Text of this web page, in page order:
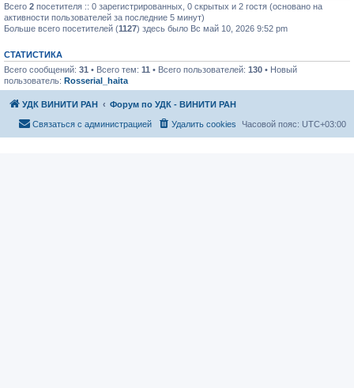
Всего 2 посетителя :: 0 зарегистрированных, 0 скрытых и 2 гостя (основано на
активности пользователей за последние 5 минут)
Больше всего посетителей (1127) здесь было Вс май 10, 2026 9:52 pm
СТАТИСТИКА
Всего сообщений: 31 • Всего тем: 11 • Всего пользователей: 130 • Новый
пользователь: Rosserial_haita
УДК ВИНИТИ РАН Форум по УДК - ВИНИТИ РАН
Часовой пояс: UTC+03:00
Удалить cookies
Связаться с администрацией